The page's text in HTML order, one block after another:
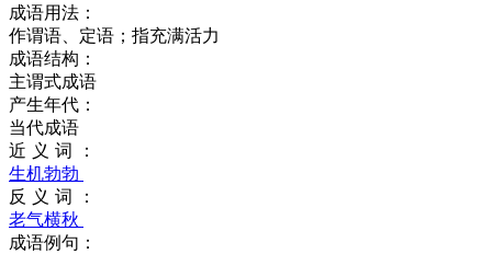
成语用法：
作谓语、定语；指充满活力
成语结构：
主谓式成语
产生年代：
当代成语
近义词：
生机勃勃
反义词：
老气横秋
成语例句：